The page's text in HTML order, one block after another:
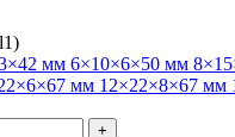
мм 6×10×6×50 мм
мм 12×22×8×67 мм